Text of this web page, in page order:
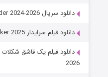
دانلود سریال Avatar: The Last Airbender 2024-2026
دانلود فیلم سرایدار The Caretaker 2025
2026